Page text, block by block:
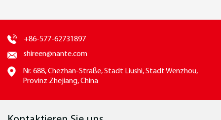
+86-577-62731897
shireen@nante.com
Nr. 688, Chezhan-Straße, Stadt Liushi, Stadt Wenzhou,
Provinz Zhejiang, China